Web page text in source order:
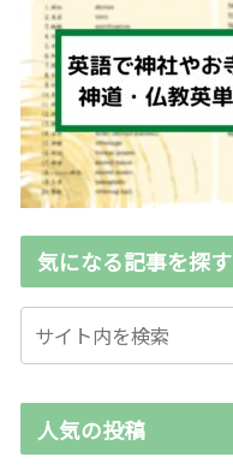
気になる記事を探す
人気の投稿